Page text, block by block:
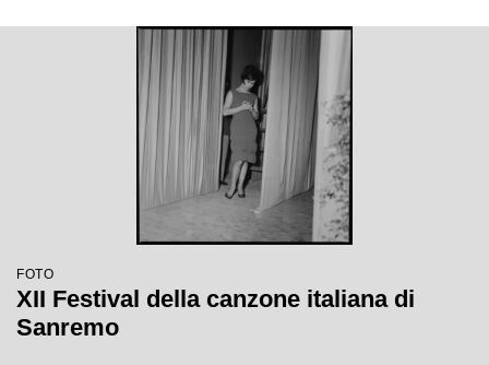
FOTO
XII Festival della canzone italiana di
Sanremo